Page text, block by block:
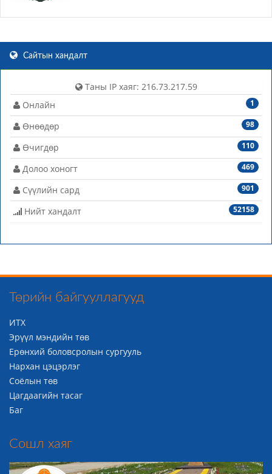
Сайтын хандалт
Таны IP хаяг: 216.73.217.59
1
Онлайн
98
Өнөөдөр
110
Өчигдөр
469
Долоо хоногт
901
Сүүлийн сард
52158
Нийт хандалт
Төрийн байгууллагууд
ИТХ
Эрүүл мэндийн төв
Ерөнхий боловсролын сургууль
Нархан цэцэрлэг
Соёлын төв
Цагдаагийн тасаг
Баг
Сошл хаяг